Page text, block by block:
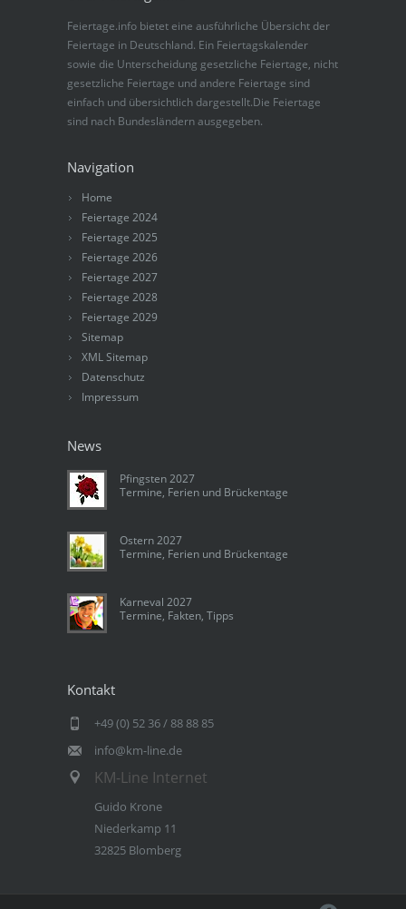
Feiertage.info bietet eine ausführliche Übersicht der
Feiertage in Deutschland. Ein Feiertagskalender
sowie die Unterscheidung gesetzliche Feiertage, nicht
gesetzliche Feiertage und andere Feiertage sind
einfach und übersichtlich dargestellt.Die Feiertage
sind nach Bundesländern ausgegeben.
Navigation
Home
Feiertage 2024
Feiertage 2025
Feiertage 2026
Feiertage 2027
Feiertage 2028
Feiertage 2029
Sitemap
XML Sitemap
Datenschutz
Impressum
News
Pfingsten 2027
Termine, Ferien und Brückentage
Ostern 2027
Termine, Ferien und Brückentage
Karneval 2027
Termine, Fakten, Tipps
Kontakt
+49 (0) 52 36 / 88 88 85
info@km-line.de
KM-Line Internet
Guido Krone
Niederkamp 11
32825 Blomberg